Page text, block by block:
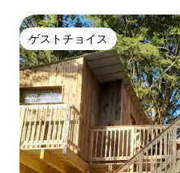
ゲストチョイス
ゲストチョイス